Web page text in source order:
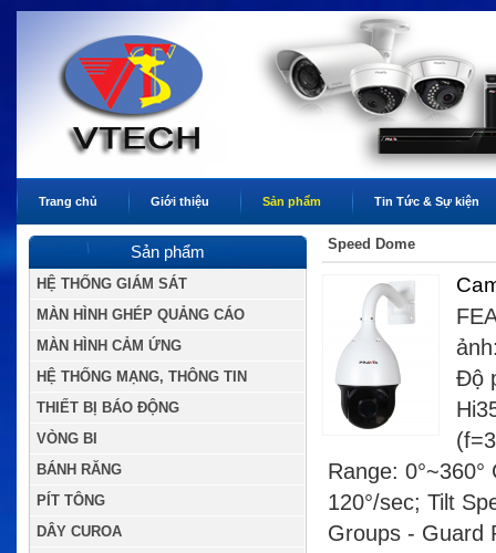
Trang chủ Giới thiệu Sản phẩm Tin Tức & Sự kiện
Sản phẩm
HỆ THỐNG GIÁM SÁT
MÀN HÌNH GHÉP QUẢNG CÁO
MÀN HÌNH CẢM ỨNG
HỆ THỐNG MẠNG, THÔNG TIN
THIẾT BỊ BÁO ĐỘNG
VÒNG BI
BÁNH RĂNG
PÍT TÔNG
DÂY CUROA
Speed Dome
Độ
Range:
120°/sec; Tilt
Groups - Guard